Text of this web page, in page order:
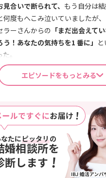
合いで断られて、 もう自分は
何度もへこみ泣いていましたが
ラーさんからの 「まだ出会えて
う！あなたの気持ちを1 番に」
。
の⼊籍を目標にしていたため、
状況報告し、その時に必要な動き
月にできるだけたくさんお会いし
ど、どのタイミングでどこまで踏
よいなども都度アドバイスいただ
エピソードをもっとみる
たにピッタリの
婚相談所を
断します !